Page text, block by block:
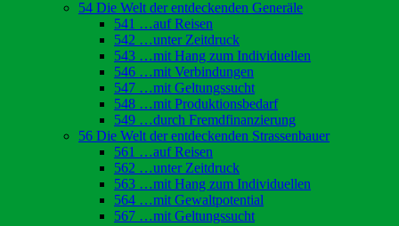
54 Die Welt der entdeckenden Generäle
541 …auf Reisen
542 …unter Zeitdruck
543 …mit Hang zum Individuellen
546 …mit Verbindungen
547 …mit Geltungssucht
548 …mit Produktionsbedarf
549 …durch Fremdfinanzierung
56 Die Welt der entdeckenden Strassenbauer
561 …auf Reisen
562 …unter Zeitdruck
563 …mit Hang zum Individuellen
564 …mit Gewaltpotential
567 …mit Geltungssucht